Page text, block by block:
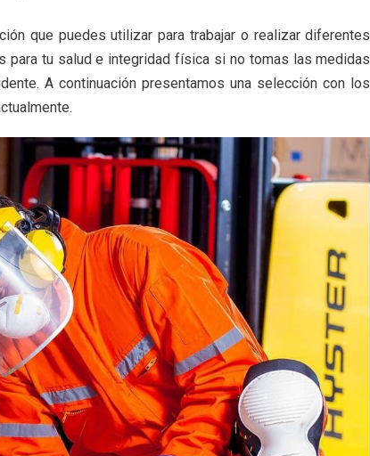
que puedes utilizar para trabajar o realizar diferentes
para tu salud e integridad física si no tomas las medidas
A continuación presentamos una selección con los